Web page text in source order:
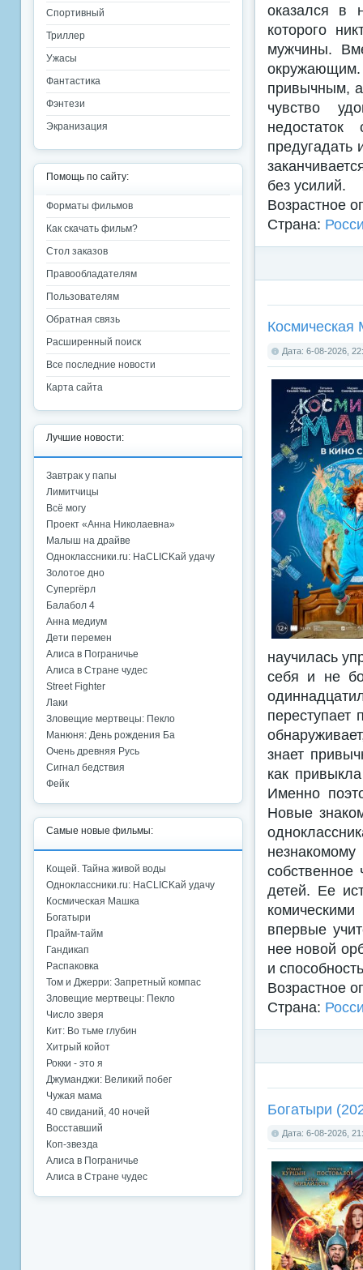
оказался в
которого
мужчины.
привычным,
чувство
предугадать
без усилий.
Возрастное
Страна:
Дата: 6-08-2026,
научилась
себя и не
знает
как
Именно
Новые
собственное
детей. Ее
впервые
нее новой
и
Возрастное
Страна:
Богатыри
Дата: 6-08-2026,
Спортивный
Триллер
Ужасы
Фантастика
Фэнтези
Экранизация
Помощь по сайту:
Форматы фильмов
Как скачать фильм?
Стол заказов
Правообладателям
Пользователям
Обратная связь
Расширенный поиск
Все последние новости
Карта сайта
Лучшие новости:
Завтрак у папы
Лимитчицы
Всё могу
Проект «Анна Николаевна»
Малыш на драйве
Одноклассники.ru: НаCLICKай удачу
Золотое дно
Супергёрл
Балабол 4
Анна медиум
Дети перемен
Алиса в Пограничье
Алиса в Стране чудес
Street Fighter
Лаки
Зловещие мертвецы: Пекло
Манюня: День рождения Ба
Очень древняя Русь
Сигнал бедствия
Фейк
Самые новые фильмы:
Кощей. Тайна живой воды
Одноклассники.ru: НаCLICKай удачу
Космическая Машка
Богатыри
Прайм-тайм
Гандикап
Распаковка
Том и Джерри: Запретный компас
Зловещие мертвецы: Пекло
Число зверя
Кит: Во тьме глубин
Хитрый койот
Рокки - это я
Джуманджи: Великий побег
Чужая мама
40 свиданий, 40 ночей
Восставший
Коп-звезда
Алиса в Пограничье
Алиса в Стране чудес